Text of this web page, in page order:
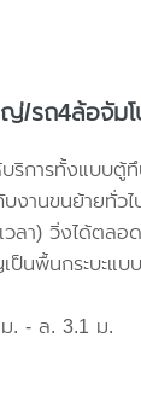
/รถ4ล้อจัม
ริการทั้งแบบตู้
บงานขนย้ายทั่ว
ลา) วิ่งได้ตลอ
ป็นพื้นกระบะแบ
. - ล. 3.1 ม.